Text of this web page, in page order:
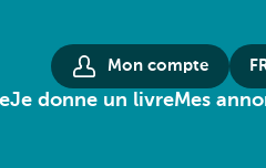
Mon compte
Je donne un livreMes